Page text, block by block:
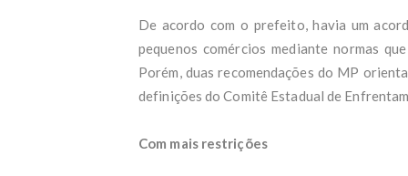
'Só
De acordo com o prefeito, havia um
pequenos comércios mediante normas
Porém, duas recomendações do MP
definições do Comitê Estadual de
Com mais restrições